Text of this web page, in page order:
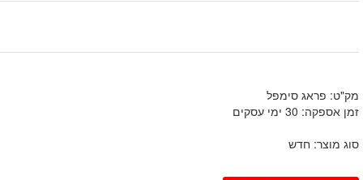
מק"ט: פראג סימפל
זמן אספקה: 30 ימי עסקים
סוג מוצר: חדש